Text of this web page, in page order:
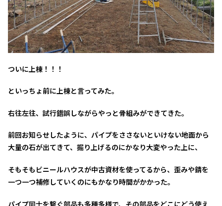
ついに上棟！！！
といっちょ前に上棟と言ってみた。
右往左往、試行錯誤しながらやっと骨組みができてきた。
前回お知らせしたように、パイプをささないといけない地面から
大量の石が出てきて、掘り上げるのにかなり大変やった上に、
そもそもビニールハウスが中古資材を使ってるから、歪みや錆を
一つ一つ補修していくのにもかなり時間がかかった。
パイプ同士を繋ぐ部品も多種多様で、その部品をどこにどう使え